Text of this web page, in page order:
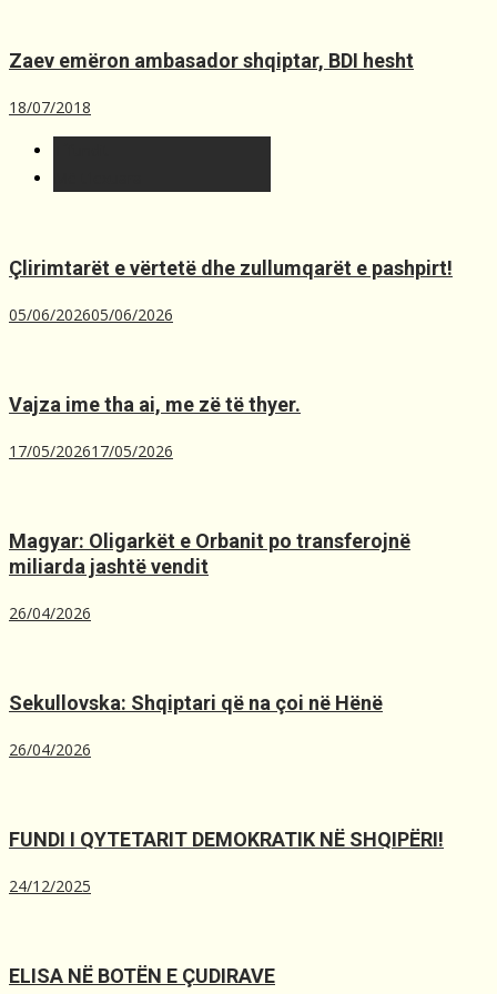
Zaev emëron ambasador shqiptar, BDI hesht
18/07/2018
Çlirimtarët e vërtetë dhe zullumqarët e pashpirt!
05/06/202605/06/2026
Vajza ime tha ai, me zë të thyer.
17/05/202617/05/2026
Magyar: Oligarkët e Orbanit po transferojnë
miliarda jashtë vendit
26/04/2026
Sekullovska: Shqiptari që na çoi në Hënë
26/04/2026
FUNDI I QYTETARIT DEMOKRATIK NË SHQIPËRI!
24/12/2025
ELISA NË BOTËN E ÇUDIRAVE